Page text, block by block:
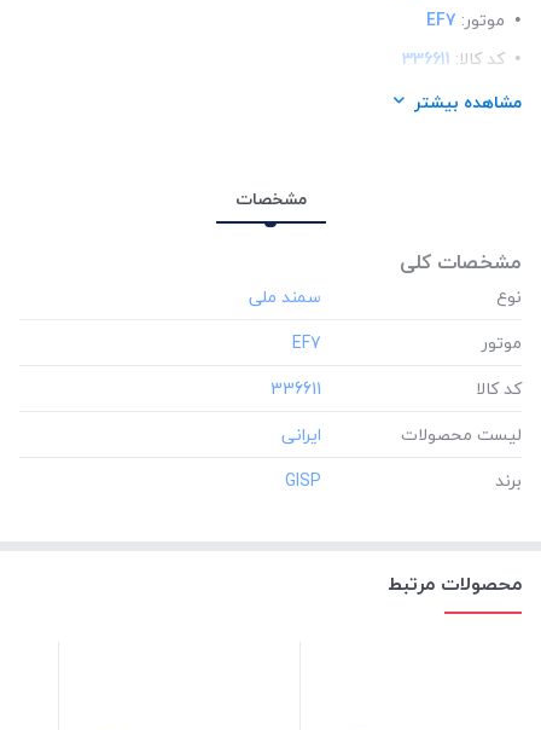
موتور: EF7
کد کالا: 336611
لیست محصولات:
مشاهده بیشتر
مشخصات
مشخصات کلی
نوع
موتور
‎EF7
کد کالا
‎336611
لیست محصولات
برند
‎GISP
محصولات مرتبط